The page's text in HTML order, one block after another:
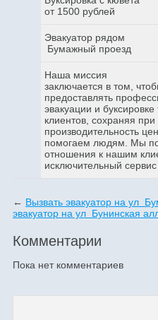
от 1500 рублей
Эвакуатор рядом
Бумажный проезд
Наша миссия
заключается в том,
предоставлять
эвакуации и
клиентов, сохраняя
производительность
помогаем людям. Мы
отношения к нашим
исключительный
← Вызвать эвакуатор на ул
эвакуатор на ул Бунинская
Комментарии
Пока нет комментариев